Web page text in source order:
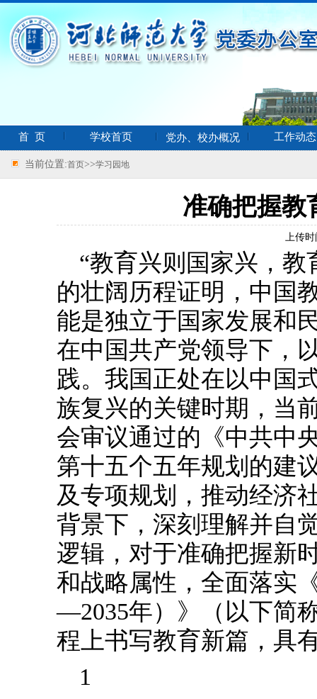
首 页 学校首页 党办、校办概况 工作动态
当前位置:首页>>学习园地
准确把握教
上传
“教育兴则国家兴，
的壮阔历程证明，中国
能是独立于国家发展和
在中国共产党领导下，
践。我国正处在以中国
族复兴的关键时期，当
会审议通过的《中共中
第十五个五年规划的建
及专项规划，推动经济
背景下，深刻理解并自
逻辑，对于准确把握新
和战略属性，全面落实
—2035年）》（以下简
程上书写教育新篇，具
1